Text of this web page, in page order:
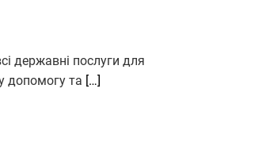
державні послуги для
допомогу та […]